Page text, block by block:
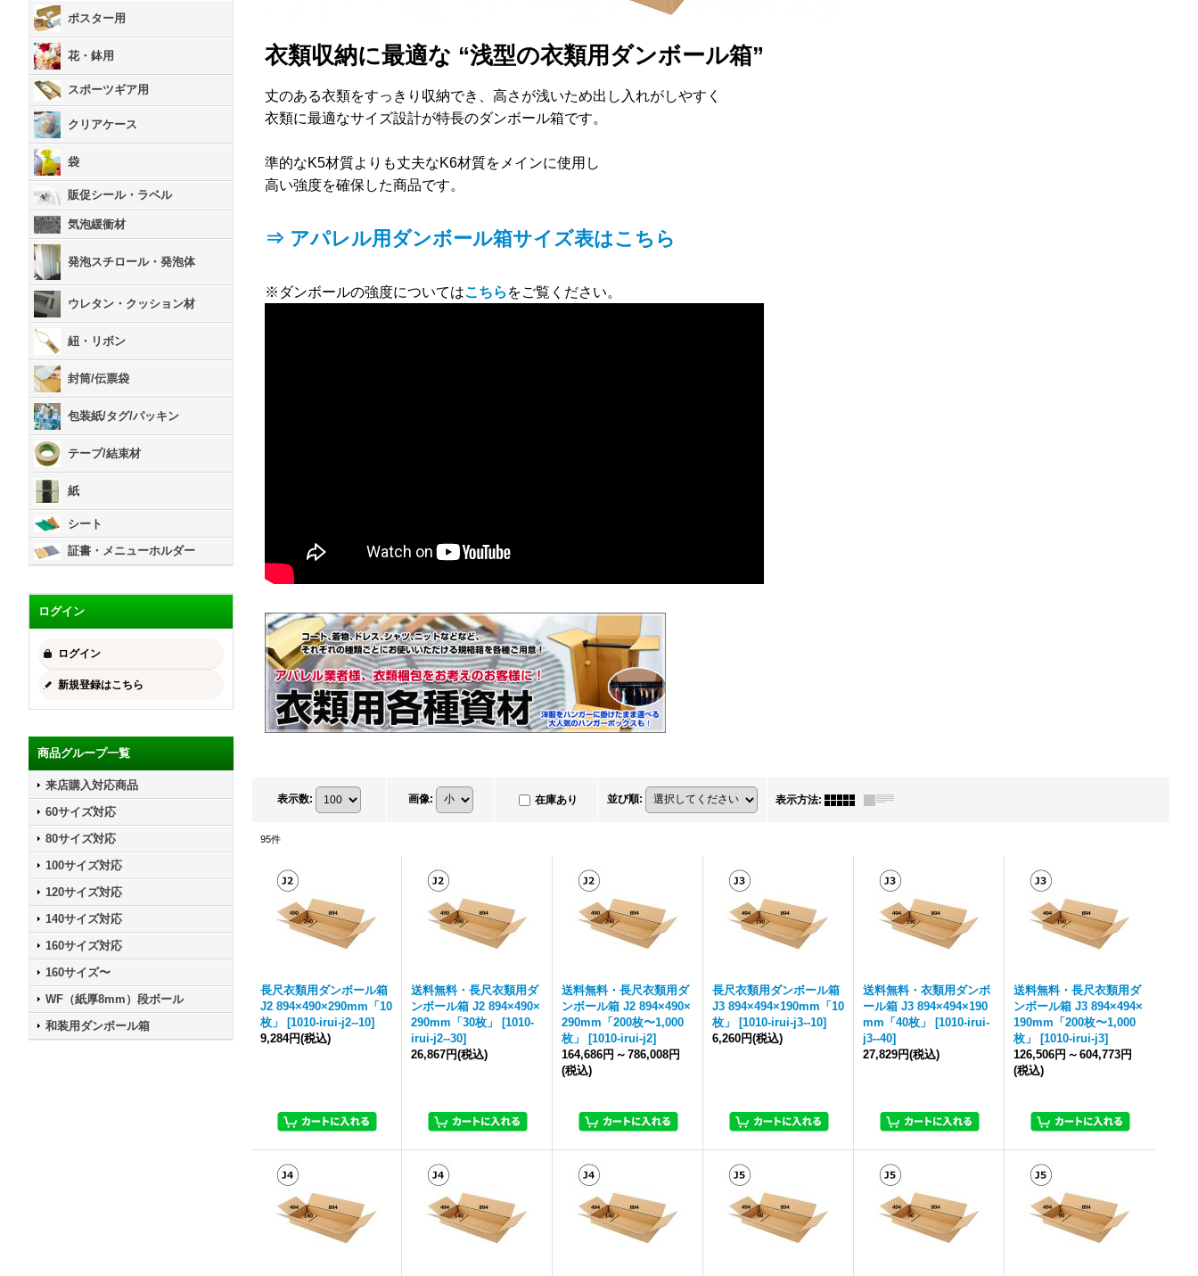
ポスター用
花・鉢用
スポーツギア用
クリアケース
袋
販促シール・ラベル
気泡緩衝材
発泡スチロール・発泡体
ウレタン・クッション材
紐・リボン
封筒/伝票袋
包装紙/タグ/パッキン
テープ/結束材
紙
シート
証書・メニューホルダー
ログイン
ログイン
新規登録はこちら
商品グループ一覧
来店購入対応商品
60サイズ対応
80サイズ対応
100サイズ対応
120サイズ対応
140サイズ対応
160サイズ対応
160サイズ〜
WF（紙厚8mm）段ボール
和装用ダンボール箱
衣類収納に最適な “浅型の衣類用ダンボール箱”
丈のある衣類をすっきり収納でき、高さが浅いため出し入れがしやすく
衣類に最適なサイズ設計が特長のダンボール箱です。
準的なK5材質よりも丈夫なK6材質をメインに使用し
高い強度を確保した商品です。
⇒ アパレル用ダンボール箱サイズ表はこちら
※ダンボールの強度についてはこちら をご覧ください。
表示数: 画像: 在庫あり 並び順: 表示方法:
95件
長尺衣類用ダンボール箱
J2 894×490×290mm「10
枚」
[1010-irui-j2--10]
9,284円(税込)
送料無料・長尺衣類用ダ
ンボール箱 J2 894×490×
290mm「30枚」
[1010-
irui-j2--30]
26,867円(税込)
送料無料・長尺衣類用ダ
ンボール箱 J2 894×490×
290mm「200枚〜1,000
枚」
[1010-irui-j2]
164,686円 ～ 786,008円
(税込)
長尺衣類用ダンボール箱
J3 894×494×190mm「10
枚」
[1010-irui-j3--10]
6,260円(税込)
送料無料・衣類用ダンボ
ール箱 J3 894×494×190
mm「40枚」
[1010-irui-
j3--40]
27,829円(税込)
送料無料・長尺衣類用ダ
ンボール箱 J3 894×494×
190mm「200枚〜1,000
枚」
[1010-irui-j3]
126,506円 ～ 604,773円
(税込)